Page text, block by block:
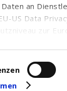
an
US Data
zur
Seite zum
oder